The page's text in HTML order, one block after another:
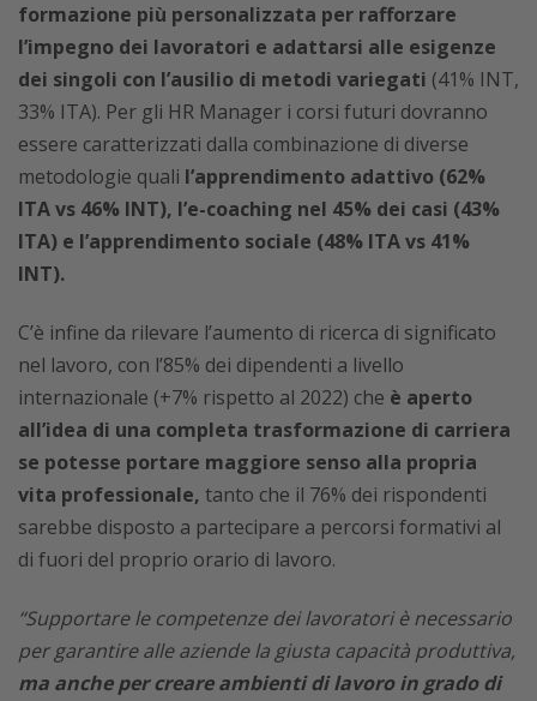
formazione più personalizzata per rafforzare
l’impegno dei lavoratori e adattarsi alle esigenze
dei singoli con l’ausilio di metodi variegati (41% INT,
33% ITA). Per gli HR Manager i corsi futuri dovranno
essere caratterizzati dalla combinazione di diverse
metodologie quali l’apprendimento adattivo (62%
ITA vs 46% INT), l’e-coaching nel 45% dei casi (43%
ITA) e l’apprendimento sociale (48% ITA vs 41%
INT).
C’è infine da rilevare l’aumento di ricerca di significato
nel lavoro, con l’85% dei dipendenti a livello
internazionale (+7% rispetto al 2022) che è aperto
all’idea di una completa trasformazione di carriera
se potesse portare maggiore senso alla propria
vita professionale, tanto che il 76% dei rispondenti
sarebbe disposto a partecipare a percorsi formativi al
di fuori del proprio orario di lavoro.
“Supportare le competenze dei lavoratori è necessario
per garantire alle aziende la giusta capacità produttiva,
ma anche per creare ambienti di lavoro in grado di